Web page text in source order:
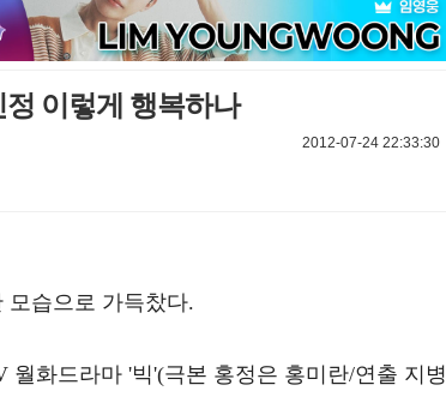
이렇게 행복하나
2012-07-24 22:33:30
모습으로 가득찼다.
월화드라마 '빅'(극본 홍정은 홍미란/연출 지병